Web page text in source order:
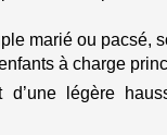
marié ou pacsé,
à charge
d’une légère